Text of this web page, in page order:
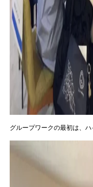
グループワークの最初は、